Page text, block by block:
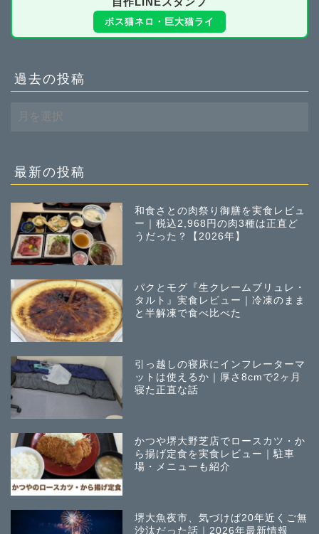
ボス猫ネロ・巨大猫ライ
過去の投稿
去
稿
最新の投稿
和食さとの肉祭り御膳を実食レビュ
ー｜税込2,968円の肉3種は正直ど
うだった？【2026年】
パクとモグ『生クレームブリュレ・
タルト』実食レビュー｜冷凍のまま
と半解凍で食べ比べた
引っ越しの寝床にインフレーターマ
ットは使えるか｜厚さ8cmで2ヶ月
寝た正直な話
かつや堺大野芝店でロースカツ・か
ら揚げ定食を実食レビュー｜駐車
場・メニューも紹介
堺大魚夜市、気づけば20年近くご無
沙汰だった話｜2026年最新情報